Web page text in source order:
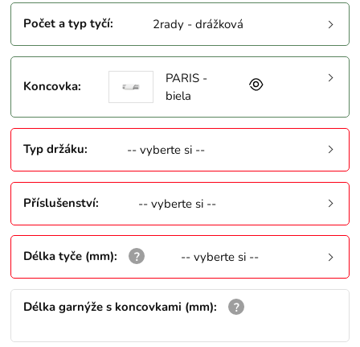
Počet a typ tyčí: 2rady - drážková
Koncovka:
PARIS -
biela
Typ držáku: -- vyberte si --
Příslušenství: -- vyberte si --
Délka tyče (mm): -- vyberte si --
Délka garnýže s koncovkami (mm):